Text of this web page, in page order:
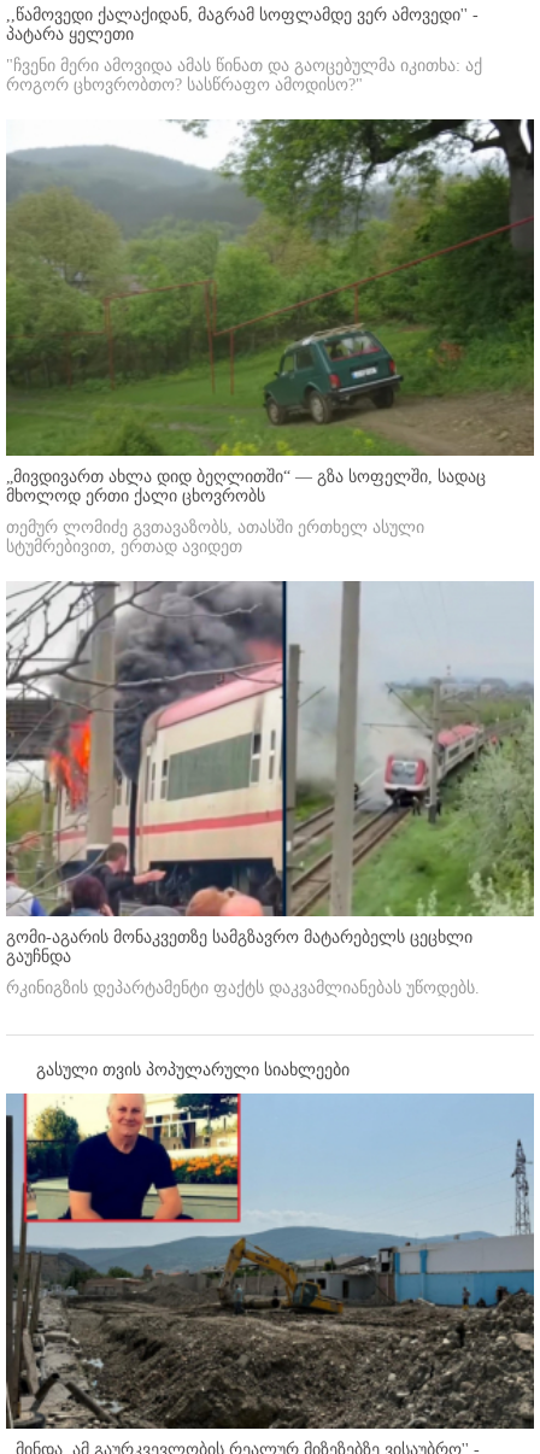
,,წამოვედი ქალაქიდან, მაგრამ სოფლამდე ვერ ამოვედი'' -
პატარა ყელეთი
"ჩვენი მერი ამოვიდა ამას წინათ და გაოცებულმა იკითხა: აქ
როგორ ცხოვრობთო? სასწრაფო ამოდისო?"
„მივდივართ ახლა დიდ ბეღლითში“ — გზა სოფელში, სადაც
მხოლოდ ერთი ქალი ცხოვრობს
თემურ ლომიძე გვთავაზობს, ათასში ერთხელ ასული
სტუმრებივით, ერთად ავიდეთ
გომი-აგარის მონაკვეთზე სამგზავრო მატარებელს ცეცხლი
გაუჩნდა
რკინიგზის დეპარტამენტი ფაქტს დაკვამლიანებას უწოდებს.
გასული თვის პოპულარული სიახლეები
,,მინდა, ამ გაურკვევლობის რეალურ მიზეზებზე ვისაუბრო'' -